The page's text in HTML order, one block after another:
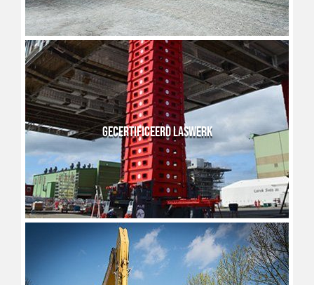
GECERTIFICEERD LASWERK